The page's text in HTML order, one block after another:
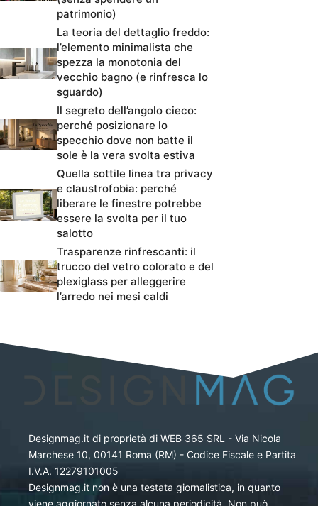
patrimonio)
La teoria del dettaglio freddo:
l’elemento minimalista che
spezza la monotonia del
vecchio bagno (e rinfresca lo
sguardo)
Il segreto dell’angolo cieco:
perché posizionare lo
specchio dove non batte il
sole è la vera svolta estiva
Quella sottile linea tra privacy
e claustrofobia: perché
liberare le finestre potrebbe
essere la svolta per il tuo
salotto
Trasparenze rinfrescanti: il
trucco del vetro colorato e del
plexiglass per alleggerire
l’arredo nei mesi caldi
Designmag.it di proprietà di WEB 365 SRL - Via Nicola
Marchese 10, 00141 Roma (RM) - Codice Fiscale e Partita
I.V.A. 12279101005
Designmag.it non è una testata giornalistica, in quanto
viene aggiornato senza alcuna periodicità. Non può